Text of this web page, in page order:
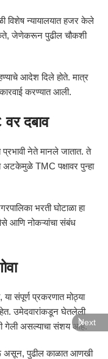
विशेष न्यायालयात हजर केले
जेणेकरून पुढील चौकशी
आदेश दिले होते. मात्र
करण्यात आली.
वर दबाव
नेते मानले जातात. ते
अटकेमुळे TMC पक्षावर पुन्हा
भरती घोटाळा हा
आणि नोकऱ्यांचा संबंध
संपूर्ण प्रकरणात मोठ्या
उमेदवारांकडून घेतलेली
गेली असल्याचा संशय आहे.
असून, पुढील काळात आणखी
Next